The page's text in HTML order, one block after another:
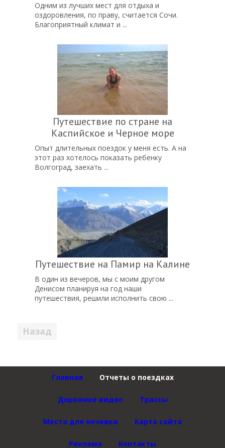
Одним из лучших мест для отдыха и
оздоровления, по праву, считается Сочи.
Благоприятный климат и ...
Путешествие по стране на
Каспийское и Черное море
Опыт длительных поездок у меня есть. А на
этот раз хотелось показать ребенку
Волгоград, заехать ...
Путешествие на Памир на Калине
В один из вечеров, мы с моим другом
Денисом планируя на год наши
путешествия, решили исполнить свою ...
записей
Главная Отчеты о поездках
Дорожное видео Трассы
Места для ночевки Карта сайта
Реклама Контакты